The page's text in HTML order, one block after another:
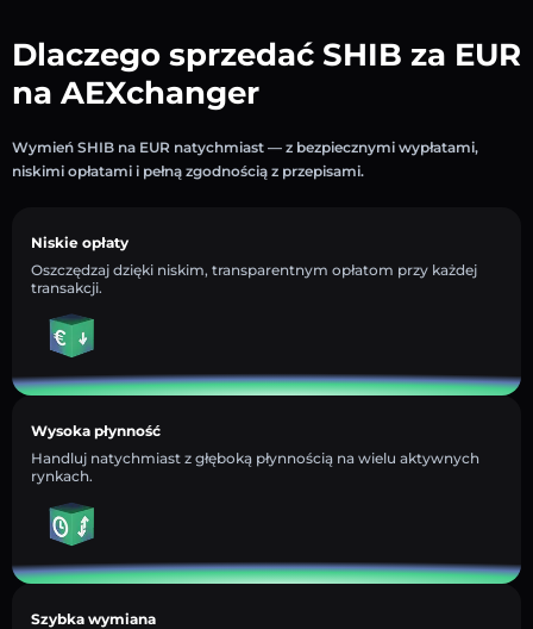
Dlaczego sprzedać SHIB za EUR
na AEXchanger
Wymień SHIB na EUR natychmiast — z bezpiecznymi wypłatami,
niskimi opłatami i pełną zgodnością z przepisami.
Niskie opłaty
Oszczędzaj dzięki niskim, transparentnym opłatom przy każdej
transakcji.
Wysoka płynność
Handluj natychmiast z głęboką płynnością na wielu aktywnych
rynkach.
Szybka wymiana